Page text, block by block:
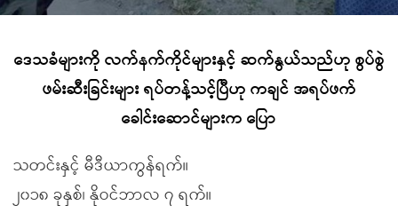
ဒေသခံများကို လက်နက်ကိုင်များနှင့် ဆက်နွယ်သည်ဟု စွပ်စွဲ
ဖမ်းဆီးခြင်းများ ရပ်တန့်သင့်ပြီဟု ကချင် အရပ်ဖက်
ခေါင်းဆောင်များက ပြော
သတင်းနှင့် မီဒီယာကွန်ရက်။
၂၀၁၈ ခုနှစ်၊ နိုဝင်ဘာလ ၇ ရက်။